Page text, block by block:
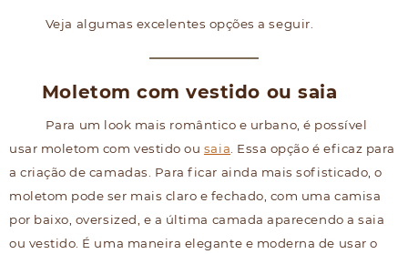
Veja algumas excelentes opções a seguir.
Moletom com vestido ou saia
Para um look mais romântico e urbano, é possível
usar moletom com vestido ou saia . Essa opção é eficaz para
a criação de camadas. Para ficar ainda mais sofisticado, o
moletom pode ser mais claro e fechado, com uma camisa
por baixo, oversized, e a última camada aparecendo a saia
ou vestido. É uma maneira elegante e moderna de usar o